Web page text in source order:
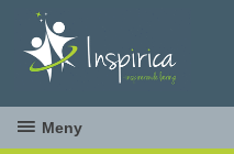
innholdet
Meny